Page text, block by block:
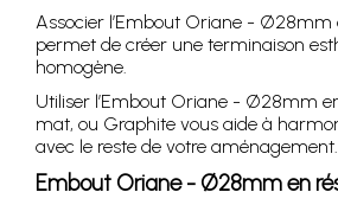
Associer l’Embout Oriane - Ø28mm
permet de créer une terminaison
homogène.
Utiliser l’Embout Oriane - Ø28mm
mat, ou Graphite vous aide à
avec le reste de votre aménagement.
Embout Oriane - Ø28mm en